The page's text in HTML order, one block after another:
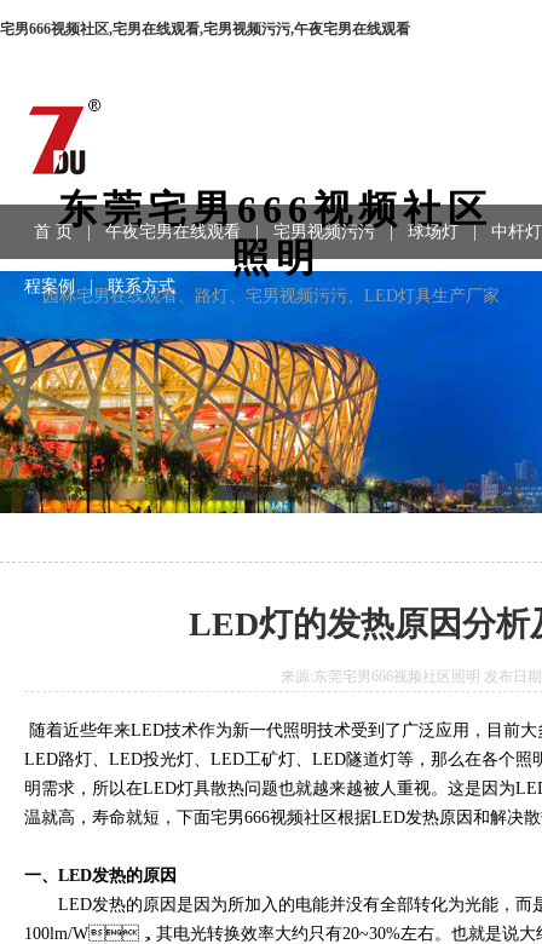
宅男666视频社区,宅男在线观看,宅男视频污污,午夜宅男在线观看
东莞宅男666视频社区
照明
园林宅男在线观看、路灯、宅男视频污污、LED灯具生产厂家
首 页 午夜宅男在线观看 宅男视频污污 | 球场灯 中杆灯
程案例 | 联系方式
LED灯的发热原因分析
来源:东莞宅男666视频社区照明 发布日期
随着近些年来LED技术作为新一代照明技术受到了广泛应用，目前
LED路灯、LED投光灯、LED工矿灯、LED隧道灯等，那么
明需求，所以在LED灯具散热问题也就越来越被人重视。这是因为
温就高，寿命就短，下面宅男666视频社区根据LED发热原因和解决散
一、LED发热的原因
LED发热的原因是因为所加入的电能并没有全部转化为光能，而
100lm/W，其电光转换效率大约只有20~30%左右。也就是说大